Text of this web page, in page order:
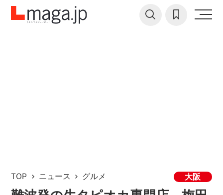
TOP ニュース グルメ 大阪